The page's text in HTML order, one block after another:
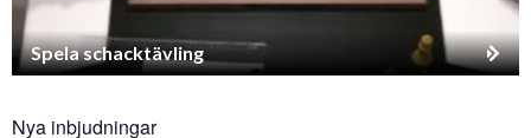
Spela schacktävling
Nya inbjudningar